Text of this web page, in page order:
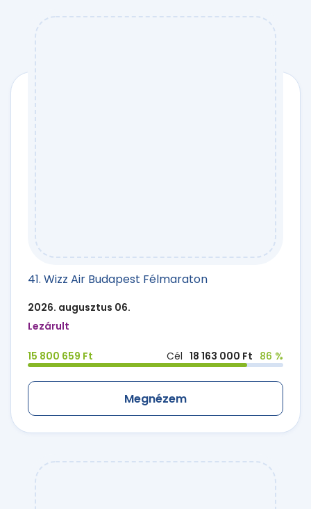
41. Wizz Air Budapest Félmaraton
2026. augusztus 06.
Lezárult
15 800 659 Ft Cél 18 163 000 Ft 86 %
Megnézem